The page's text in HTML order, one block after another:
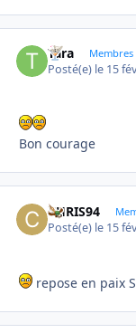
Tara Membres
Posté(e) le 15
Bon courage
CHRIS94
Posté(e) le 15
repose en paix